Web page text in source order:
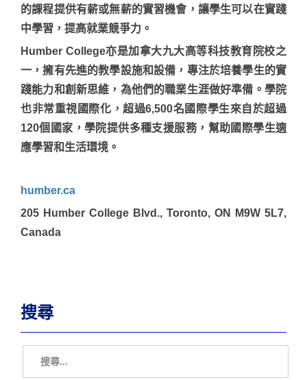
的課程提供有薪或無薪的實習機會，讓學生可以在實踐
中學習，提高就業競爭力。
Humber College亦是加拿大九大高等科技教育院校之
一，擁有先進的教學設施和設備，專注於培養學生的實
踐能力和創新思維，為他們的職業生涯做好準備。學院
也非常重視國際化，超過6,500名國際學生來自於超過
120個國家，學院提供多種支援服務，幫助國際學生適
應學習和生活環境。
humber.ca
205 Humber College Blvd., Toronto, ON M9W 5L7,
Canada
搜尋